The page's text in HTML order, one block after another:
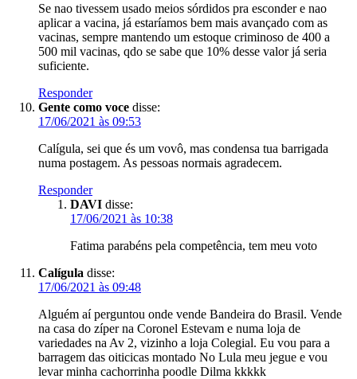
Se nao tivessem usado meios sórdidos pra esconder e nao
aplicar a vacina, já estaríamos bem mais avançado com as
vacinas, sempre mantendo um estoque criminoso de 400 a
500 mil vacinas, qdo se sabe que 10% desse valor já seria
suficiente.
Responder
Gente como voce disse:
17/06/2021 às 09:53
Calígula, sei que és um vovô, mas condensa tua barrigada
numa postagem. As pessoas normais agradecem.
Responder
DAVI disse:
17/06/2021 às 10:38
Fatima parabéns pela competência, tem meu voto
Calígula disse:
17/06/2021 às 09:48
Alguém aí perguntou onde vende Bandeira do Brasil. Vende
na casa do zíper na Coronel Estevam e numa loja de
variedades na Av 2, vizinho a loja Colegial. Eu vou para a
barragem das oiticicas montado No Lula meu jegue e vou
levar minha cachorrinha poodle Dilma kkkkk